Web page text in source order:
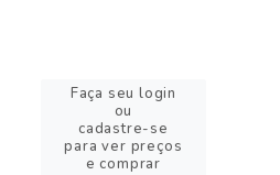
Faça seu login
ou
cadastre-se
para ver preços
e comprar